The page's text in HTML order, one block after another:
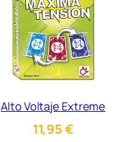
Alto Voltaje Extreme
11,95€